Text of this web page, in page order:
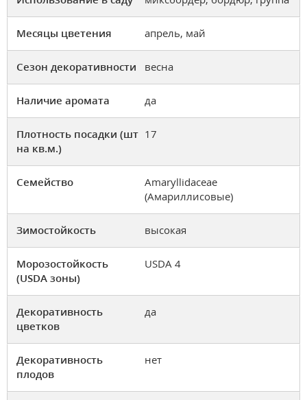
Месяцы цветения апрель, май
Сезон декоративности весна
Наличие аромата да
Плотность посадки (шт
на кв.м.)
17
Семейство
Amaryllidaceae
(Амариллисовые)
Зимостойкость высокая
Морозостойкость
(USDA зоны)
USDA 4
Декоративность
цветков
да
Декоративность
плодов
нет